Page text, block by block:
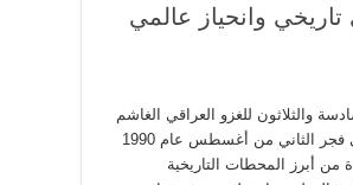
تاريخي وانحياز عالمي
والثلاثون للغزو العراقي الغاشم
لدولة الكويت في فجر الثاني من أغسطس عام 1990
من أبرز المحطات التاريخية